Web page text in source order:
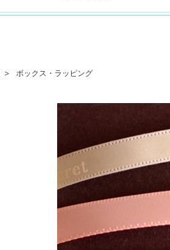
ボックス・ラッピング